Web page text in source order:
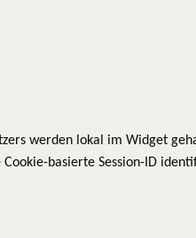
werden lokal im Widget
basierte Session-ID